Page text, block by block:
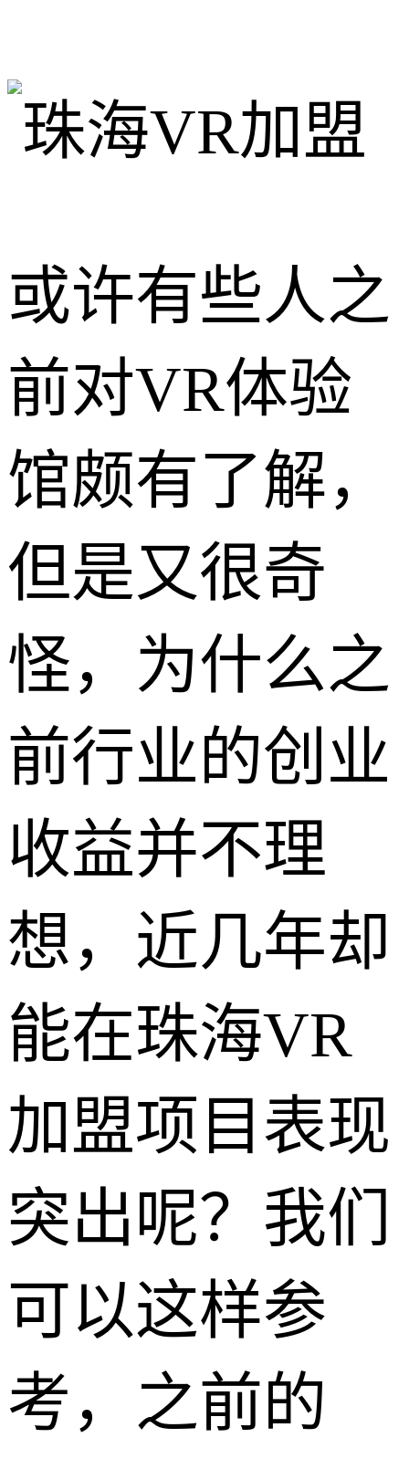
或许有些人之
前对VR体验
馆颇有了解，
但是又很奇
怪，为什么之
前行业的创业
收益并不理
想，近几年却
能在珠海VR
加盟项目表现
突出呢？我们
可以这样参
考，之前的